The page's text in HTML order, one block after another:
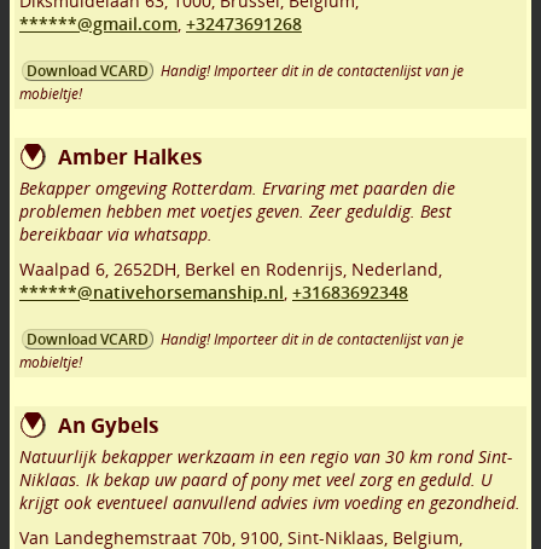
******@gmail.com, +32473691268
Download VCARD
Handig! Importeer dit in de contactenlijst van je
mobieltje!
Amber Halkes
Bekapper omgeving Rotterdam. Ervaring met paarden die
problemen hebben met voetjes geven. Zeer geduldig. Best
bereikbaar via whatsapp.
Waalpad 6, 2652DH, Berkel en Rodenrijs, Nederland,
******@nativehorsemanship.nl, +31683692348
Download VCARD
Handig! Importeer dit in de contactenlijst van je
mobieltje!
An Gybels
Natuurlijk bekapper werkzaam in een regio van 30 km rond Sint-
Niklaas. Ik bekap uw paard of pony met veel zorg en geduld. U
krijgt ook eventueel aanvullend advies ivm voeding en gezondheid.
Van Landeghemstraat 70b, 9100, Sint-Niklaas, Belgium,